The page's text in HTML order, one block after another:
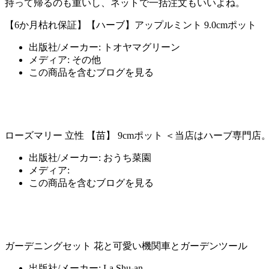
持って帰るのも重いし、ネットで一括注文もいいよね。
【6か月枯れ保証】【ハーブ】アップルミント 9.0cmポット
出版社/メーカー: トオヤマグリーン
メディア: その他
この商品を含むブログを見る
ローズマリー 立性 【苗】 9cmポット ＜当店はハーブ専門店
出版社/メーカー: おうち菜園
メディア:
この商品を含むブログを見る
ガーデニングセット 花と可愛い機関車とガーデンツール